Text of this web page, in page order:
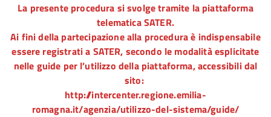
La presente procedura si svolge tramite la piattaforma
telematica SATER.
Ai fini della partecipazione alla procedura è indispensabile
essere registrati a SATER, secondo le modalità esplicitate
nelle guide per l’utilizzo della piattaforma, accessibili dal
sito:
http://intercenter.regione.emilia-
romagna.it/agenzia/utilizzo-del-sistema/guide/